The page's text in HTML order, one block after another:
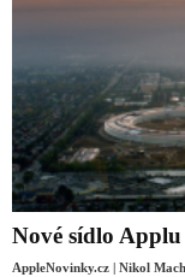
Nové sídlo
AppleNovinky.cz | Nikol